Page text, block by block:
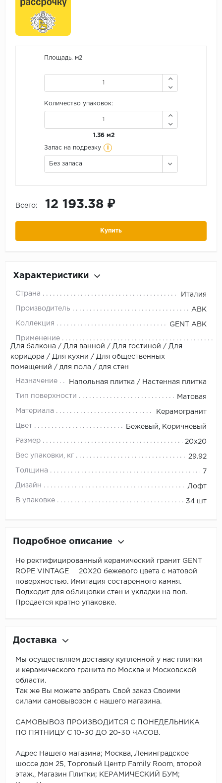
Площадь, м2
Количество упаковок:
1.36 м2
Запас на подрезку i
Без запаса
Всего: 12 193.38 ₽
Купить
Характеристики
Страна Италия
Производитель ABK
Коллекция GENT ABK
Применение
Для балкона / Для ванной / Для гостиной / Для
коридора / Для кухни / Для общественных
помещений / для пола / для стен
Назначение Напольная плитка / Настенная плитка
Тип поверхности Матовая
Материала Керамогранит
Цвет Бежевый, Коричневый
Размер 20x20
Вес упаковки, кг 29.92
Толщина 7
Дизайн Лофт
В упаковке 34 шт
Подробное описание
Не ректифицированный керамический гранит GENT
ROPE VINTAGE 20X20 бежевого цвета с матовой
поверхностью. Имитация состаренного камня.
Подходит для облицовки стен и укладки на пол.
Продается кратно упаковке.
Доставка
Мы осуществляем доставку купленной у нас плитки
и керамического гранита по Москве и Московской
области.
Так же Вы можете забрать Свой заказ Своими
силами самовывозом с нашего магазина.
САМОВЫВОЗ ПРОИЗВОДИТСЯ С ПОНЕДЕЛЬНИКА
ПО ПЯТНИЦУ С 10-30 ДО 20-30 ЧАСОВ.
Адрес Нашего магазина; Москва, Ленинградское
шоссе дом 25, Торговый Центр Family Room, второй
этаж., Магазин Плитки; КЕРАМИЧЕСКИЙ БУМ;